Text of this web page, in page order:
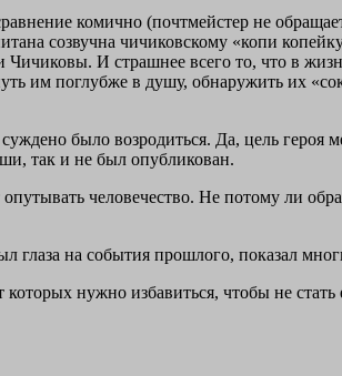
комично (почтмейстер не
созвучна чичиковскому «копи
Чичиковы. И страшнее всего то, что в
им поглубже в душу, обнаружить их
было возродиться. Да, цель героя
так и не был опубликован.
человечество. Не потому ли
на события прошлого, показал
нужно избавиться, чтобы не стать